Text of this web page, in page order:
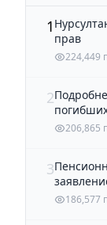
1
прав
224,449
2
206,865
3
186,577